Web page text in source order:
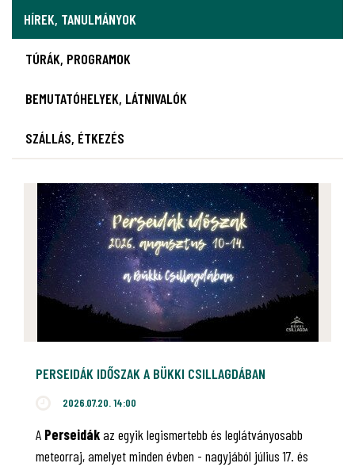
HÍREK, TANULMÁNYOK
TÚRÁK, PROGRAMOK
BEMUTATÓHELYEK, LÁTNIVALÓK
SZÁLLÁS, ÉTKEZÉS
PERSEIDÁK IDŐSZAK A BÜKKI CSILLAGDÁBAN
2026.07.20. 14:00
A Perseidákaz egyik legismertebb és leglátványosabb
meteorraj, amelyet minden évben - nagyjából július 17. és